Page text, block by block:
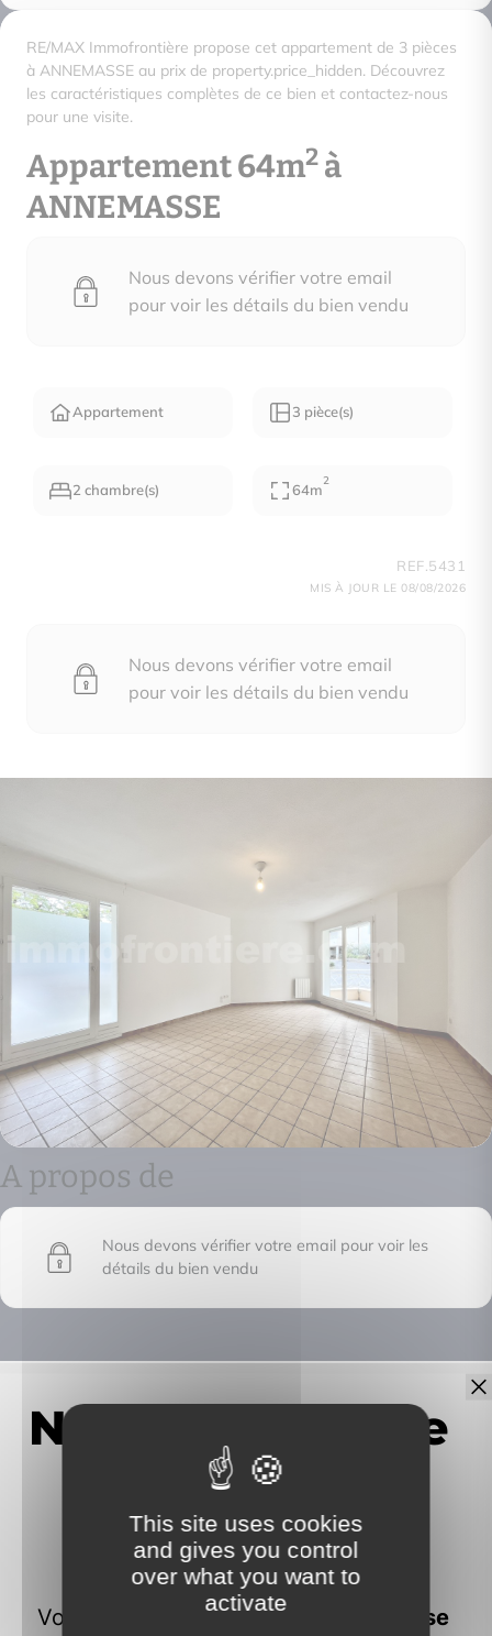
RE/MAX Immofrontière propose cet appartement de 3 pièces
à ANNEMASSE au prix de property.price_hidden. Découvrez
les caractéristiques complètes de ce bien et contactez-nous
pour une visite.
Appartement 64m2 à
ANNEMASSE
Nous devons vérifier votre email
pour voir les détails du bien vendu
Appartement 3 pièce(s)
2 chambre(s) 64m
2
REF.5431
MIS À JOUR LE 08/08/2026
Nous devons vérifier votre email
pour voir les détails du bien vendu
A propos de
Nous devons vérifier votre email pour voir les
détails du bien vendu
IMMOFRONTIERE
This site uses cookies
and gives you control
over what you want to
activate